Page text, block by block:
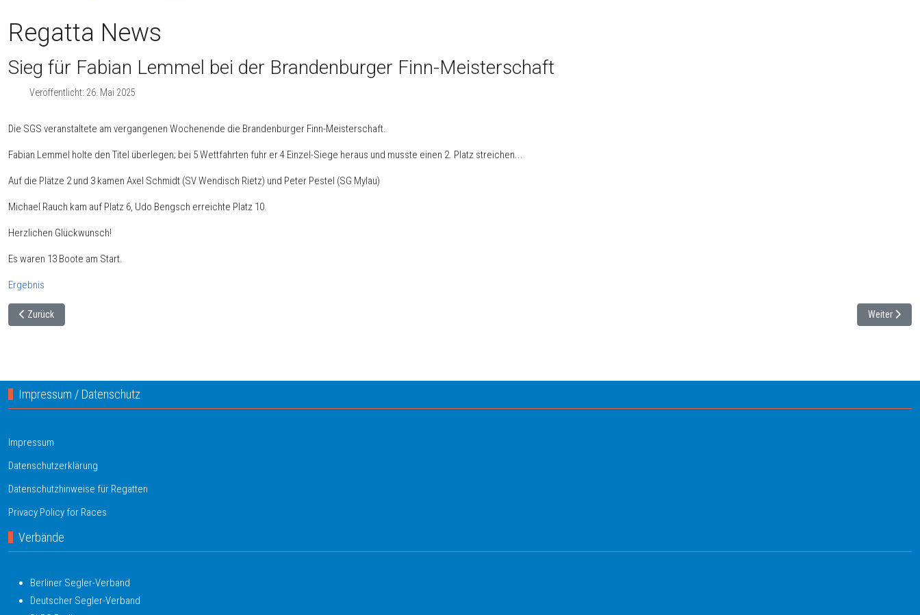
Regatta News
Sieg für Fabian Lemmel bei der Brandenburger Finn-Meisterschaft
Veröffentlicht: 26. Mai 2025
Die SGS veranstaltete am vergangenen Wochenende die Brandenburger Finn-Meisterschaft.
Fabian Lemmel holte den Titel überlegen; bei 5 Wettfahrten fuhr er 4 Einzel-Siege heraus und musste einen 2. Platz streichen...
Auf die Plätze 2 und 3 kamen Axel Schmidt (SV Wendisch Rietz) und Peter Pestel (SG Mylau)
Michael Rauch kam auf Platz 6, Udo Bengsch erreichte Platz 10.
Herzlichen Glückwunsch!
Es waren 13 Boote am Start.
Ergebnis
Vorheriger Beitrag: Doppelsieg für SV03 bei der Yardstick-Trophy
Zurück Nächster
Weiter
Impressum / Datenschutz
Impressum
Datenschutzerklärung
Datenschutzhinweise für Regatten
Privacy Policy for Races
Verbände
Berliner Segler-Verband
Deutscher Segler-Verband